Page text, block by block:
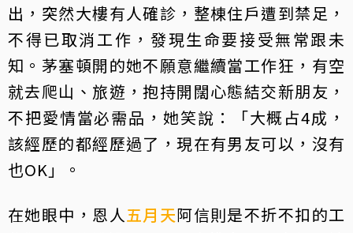
出，突然大樓有人確診，整棟住戶遭到禁足，
不得已取消工作，發現生命要接受無常跟未
知。茅塞頓開的她不願意繼續當工作狂，有空
就去爬山、旅遊，抱持開闊心態結交新朋友，
不把愛情當必需品，她笑說：「大概占4成，
該經歷的都經歷過了，現在有男友可以，沒有
也OK」。
在她眼中，恩人五月天阿信則是不折不扣的工